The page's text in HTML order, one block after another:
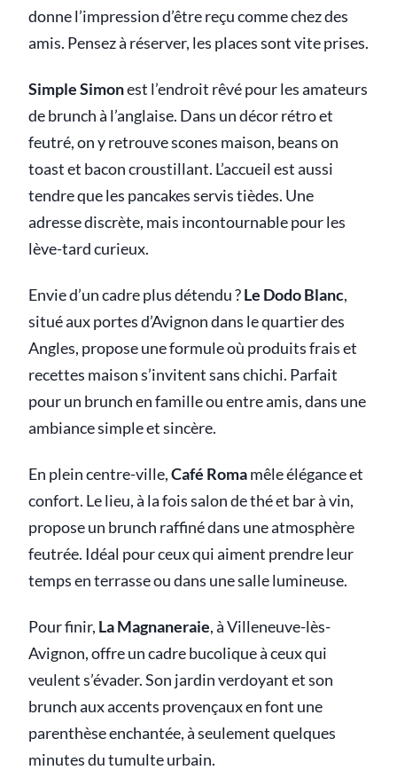
donne l’impression d’être reçu comme chez des
amis. Pensez à réserver, les places sont vite prises.
Simple Simonest l’endroit rêvé pour les amateurs
de brunch à l’anglaise. Dans un décor rétro et
feutré, on y retrouve scones maison, beans on
toast et bacon croustillant. L’accueil est aussi
tendre que les pancakes servis tièdes. Une
adresse discrète, mais incontournable pour les
lève-tard curieux.
Envie d’un cadre plus détendu ?Le Dodo Blanc,
situé aux portes d’Avignon dans le quartier des
Angles, propose une formule où produits frais et
recettes maison s’invitent sans chichi. Parfait
pour un brunch en famille ou entre amis, dans une
ambiance simple et sincère.
En plein centre-ville,Café Romamêle élégance et
confort. Le lieu, à la fois salon de thé et bar à vin,
propose un brunch raffiné dans une atmosphère
feutrée. Idéal pour ceux qui aiment prendre leur
temps en terrasse ou dans une salle lumineuse.
Pour finir, La Magnaneraie, à Villeneuve-lès-
Avignon, offre un cadre bucolique à ceux qui
veulent s’évader. Son jardin verdoyant et son
brunch aux accents provençaux en font une
parenthèse enchantée, à seulement quelques
minutes du tumulte urbain.